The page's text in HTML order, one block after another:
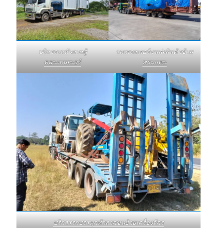
บริการรถหัวลากตู้
คอนเทนเนอร์
รถเทรลเลอร์ขนส่งสินค้าข้าม
พรมแดน
บริการรถบรรทุกหัวลากขนย้ายเครื่องจักร